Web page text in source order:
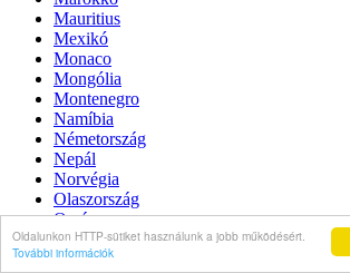
Oldalunkon HTTP-sütiket használunk a jobb működésért.
További információk
Mauritius
Mexikó
Monaco
Mongólia
Montenegro
Namíbia
Németország
Nepál
Norvégia
Olaszország
Omán
Örményország
Pakisztán